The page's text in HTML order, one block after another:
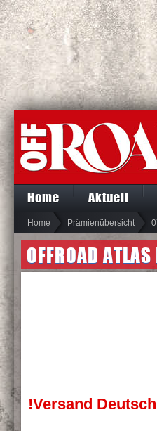
Home Aktuell
Home Prämienübersicht
OFFROAD
!Versand